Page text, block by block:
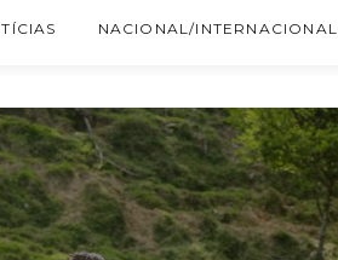
NACIONAL/INTERNACIONAL